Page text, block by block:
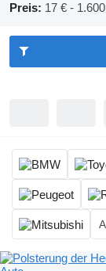
Preis: 17 € -